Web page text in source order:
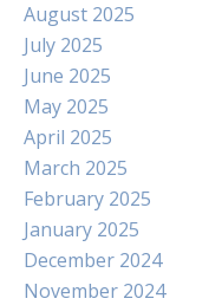
August 2025
July 2025
June 2025
May 2025
April 2025
March 2025
February 2025
January 2025
December 2024
November 2024